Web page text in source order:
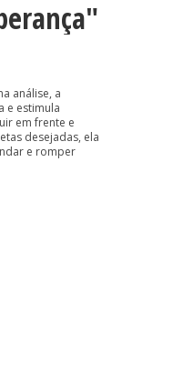
análise, a
e estimula
em frente e
desejadas, ela
e romper